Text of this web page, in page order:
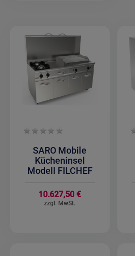
SARO Mobile
Kücheninsel
Modell FILCHEF
10.627,50 €